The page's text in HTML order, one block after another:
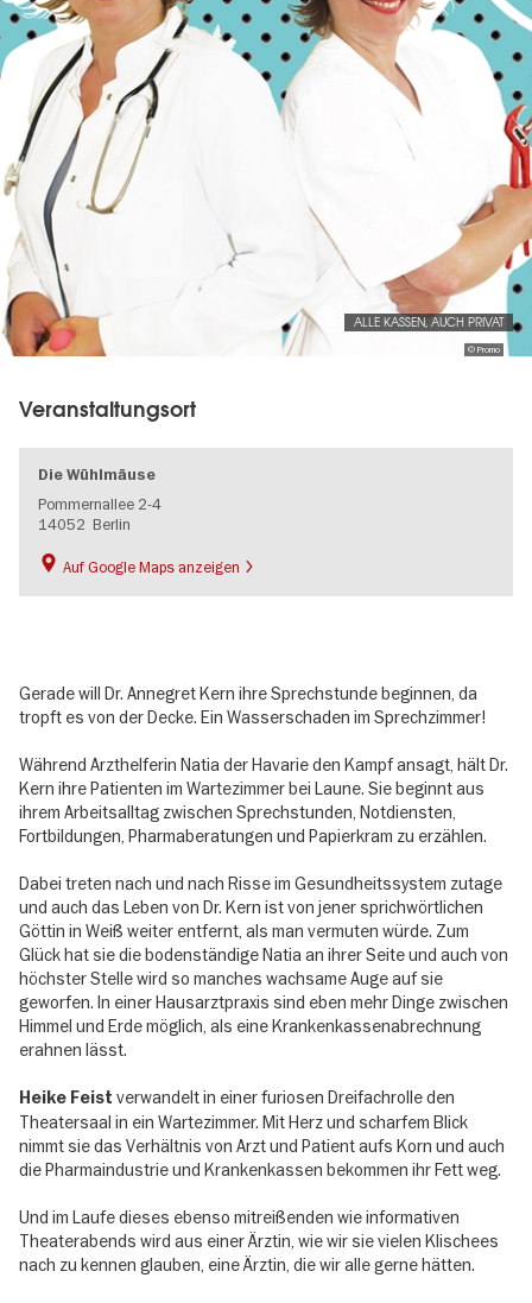
© Promo
ALLE KASSEN, AUCH PRIVAT
Veranstaltungsort
Die Wühlmäuse
Pommernallee 2-4
14052 Berlin
Auf Google Maps anzeigen
Gerade will Dr. Annegret Kern ihre Sprechstunde beginnen, da
tropft es von der Decke. Ein Wasserschaden im Sprechzimmer!
Während Arzthelferin Natia der Havarie den Kampf ansagt, hält Dr.
Kern ihre Patienten im Wartezimmer bei Laune. Sie beginnt aus
ihrem Arbeitsalltag zwischen Sprechstunden, Notdiensten,
Fortbildungen, Pharmaberatungen und Papierkram zu erzählen.
Dabei treten nach und nach Risse im Gesundheitssystem zutage
und auch das Leben von Dr. Kern ist von jener sprichwörtlichen
Göttin in Weiß weiter entfernt, als man vermuten würde. Zum
Glück hat sie die bodenständige Natia an ihrer Seite und auch von
höchster Stelle wird so manches wachsame Auge auf sie
geworfen. In einer Hausarztpraxis sind eben mehr Dinge zwischen
Himmel und Erde möglich, als eine Krankenkassenabrechnung
erahnen lässt.
Heike Feist verwandelt in einer furiosen Dreifachrolle den
Theatersaal in ein Wartezimmer. Mit Herz und scharfem Blick
nimmt sie das Verhältnis von Arzt und Patient aufs Korn und auch
die Pharmaindustrie und Krankenkassen bekommen ihr Fett weg.
Und im Laufe dieses ebenso mitreißenden wie informativen
Theaterabends wird aus einer Ärztin, wie wir sie vielen Klischees
nach zu kennen glauben, eine Ärztin, die wir alle gerne hätten.